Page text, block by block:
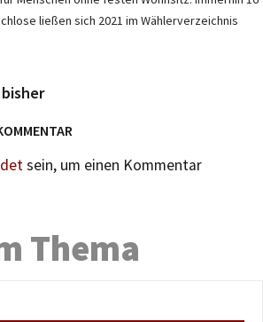
ließen sich 2021 im Wählerverzeichnis
sein, um einen Kommentar
Thema